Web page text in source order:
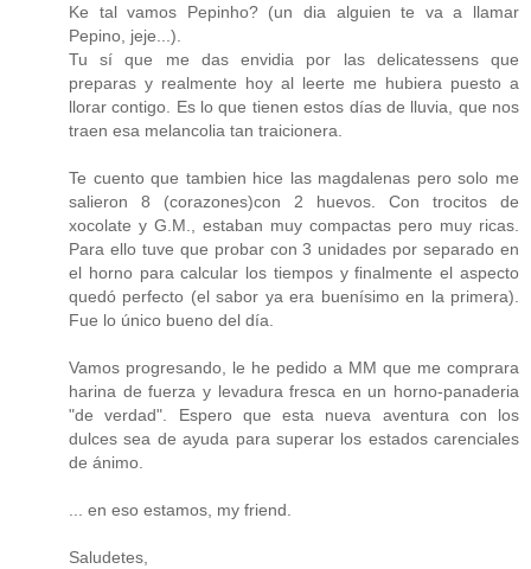
Ke tal vamos Pepinho? (un dia alguien te va a llamar
Pepino, jeje...).
Tu sí que me das envidia por las delicatessens que
preparas y realmente hoy al leerte me hubiera puesto a
llorar contigo. Es lo que tienen estos días de lluvia, que nos
traen esa melancolia tan traicionera.
Te cuento que tambien hice las magdalenas pero solo me
salieron 8 (corazones)con 2 huevos. Con trocitos de
xocolate y G.M., estaban muy compactas pero muy ricas.
Para ello tuve que probar con 3 unidades por separado en
el horno para calcular los tiempos y finalmente el aspecto
quedó perfecto (el sabor ya era buenísimo en la primera).
Fue lo único bueno del día.
Vamos progresando, le he pedido a MM que me comprara
harina de fuerza y levadura fresca en un horno-panaderia
"de verdad". Espero que esta nueva aventura con los
dulces sea de ayuda para superar los estados carenciales
de ánimo.
... en eso estamos, my friend.
Saludetes,